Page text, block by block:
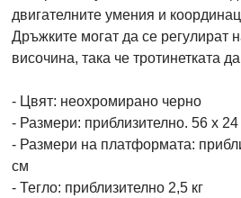
двигателните умения и
Дръжките могат да се регулират
височина, така че тротинетката
- Цвят: неохромирано черно
- Размери: приблизително. 56 x
- Размери на платформата:
см
- Тегло: приблизително 2,5 кг